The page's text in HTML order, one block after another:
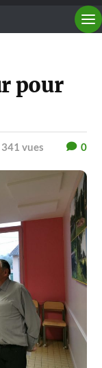
pour
vues 0